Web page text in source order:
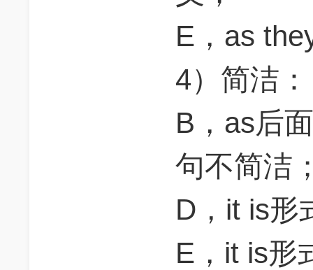
E，as
4）简洁
B，as后
句不简洁
D，it is形
E，it is形